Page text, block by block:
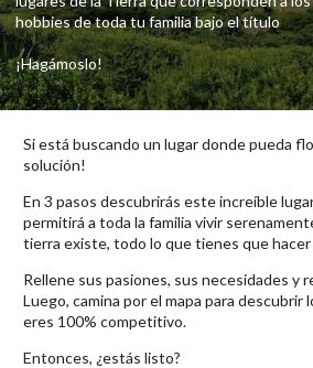
hobbies de toda tu familia bajo el título
¡Hagámoslo!
Si está buscando un lugar donde pueda
solución!
En 3 pasos descubrirás este increíble
permitirá a toda la familia vivir
tierra existe, todo lo que tienes que
Rellene sus pasiones, sus necesidades y
Luego, camina por el mapa para descubrir
eres 100% competitivo.
Entonces, ¿estás listo?